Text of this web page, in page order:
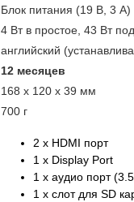
Блок питания (19 В, 3 А)
4 Вт в простое, 43 Вт
английский
12 месяцев
168 x 120 x 39 мм
700 г
2 x HDMI порт
1 x Display Port
1 x аудио порт
1 x слот для SD